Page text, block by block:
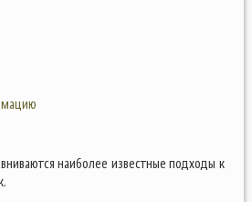
наиболее известные подходы к